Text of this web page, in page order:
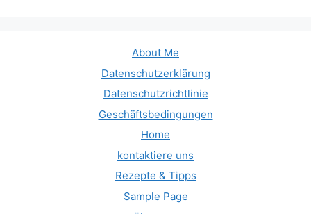
About Me
Datenschutzerklärung
Datenschutzrichtlinie
Geschäftsbedingungen
Home
kontaktiere uns
Rezepte & Tipps
Sample Page